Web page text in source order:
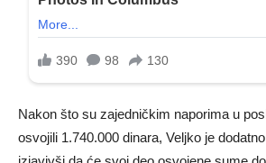
Nakon što su zajedničkim naporima u
osvojili 1.740.000 dinara, Veljko je